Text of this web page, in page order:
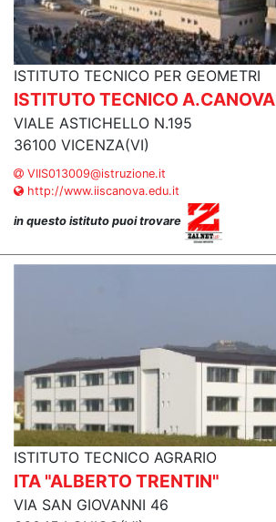
ISTITUTO TECNICO PER GEOMETRI
ISTITUTO TECNICO A.CANOVA
VIALE ASTICHELLO N.195
36100 VICENZA(VI)
VIIS013009@istruzione.it
http://www.iiscanova.edu.it
in questo istituto puoi trovare
ISTITUTO TECNICO AGRARIO
ITA "ALBERTO TRENTIN"
VIA SAN GIOVANNI 46